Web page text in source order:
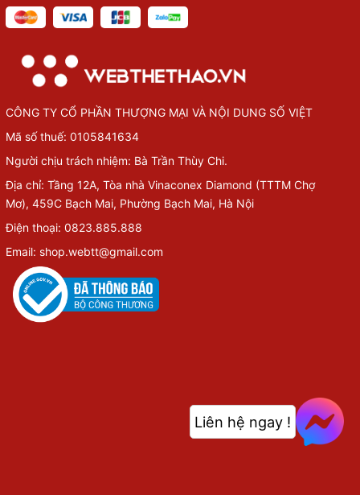
CÔNG TY CỔ PHẦN THƯỢNG MẠI VÀ NỘI DUNG SỐ VIỆT
Mã số thuế: 0105841634
Người chịu trách nhiệm: Bà Trần Thùy Chi.
Địa chỉ: Tầng 12A, Tòa nhà Vinaconex Diamond (TTTM Chợ
Mơ), 459C Bạch Mai, Phường Bạch Mai, Hà Nội
Điện thoại: 0823.885.888
Email: shop.webtt@gmail.com
Liên hệ ngay !